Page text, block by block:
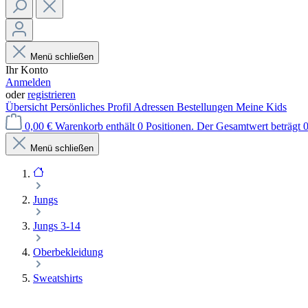
Menü schließen
Ihr Konto
Anmelden
oderregistrieren
Übersicht Persönliches Profil Adressen Bestellungen Meine Kids
0,00 € Warenkorb enthält 0 Positionen. Der Gesamtwert beträgt
Menü schließen
Jungs
Jungs 3-14
Oberbekleidung
Sweatshirts